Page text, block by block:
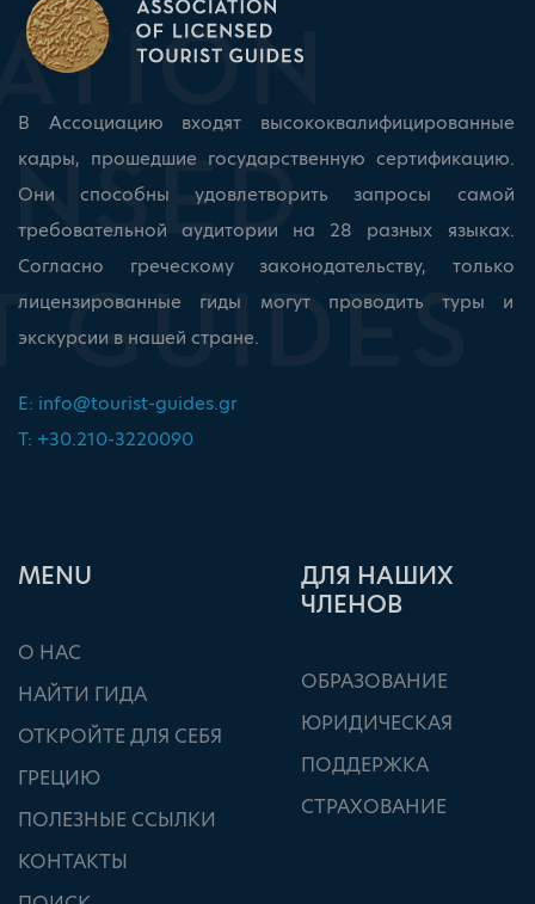
В Ассоциацию входят высококвалифицированные
кадры, прошедшие государственную сертификацию.
Они способны удовлетворить запросы самой
требовательной аудитории на 28 разных языках.
Согласно греческому законодательству, только
лицензированные гиды могут проводить туры и
экскурсии в нашей стране.
E: info@tourist-guides.gr
T: +30.210-3220090
ΜΕΝU
О НАС
НАЙТИ ГИДА
ОТКРОЙТЕ ДЛЯ СЕБЯ
ГРЕЦИЮ
ПОЛЕЗНЫЕ ССЫЛКИ
КОНТАКТЫ
ДЛЯ НАШИХ
ЧЛЕНОВ
ОБРАЗОВАНИЕ
ЮРИДИЧЕСКАЯ
ПОДДЕРЖКА
СТРАХОВАНИЕ